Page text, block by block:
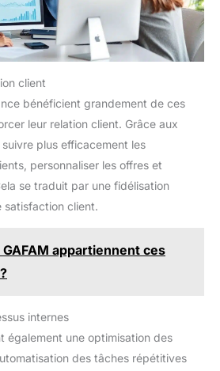
client
bénéficient grandement de ces
leur relation client. Grâce aux
plus efficacement les
personnaliser les offres et
se traduit par une fidélisation
satisfaction client.
appartiennent ces
internes
également une optimisation des
des tâches répétitives